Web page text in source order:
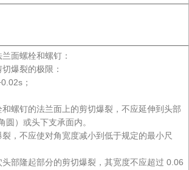
面螺栓和螺钉：
爆裂的极限：
；
螺钉的法兰面上的剪切爆裂，不应延伸到头部
圆）或头下支承面内。
，不应使对角宽度减小到低于规定的最小尺
部隆起部分的剪切爆裂，其宽度不应超过 0.06